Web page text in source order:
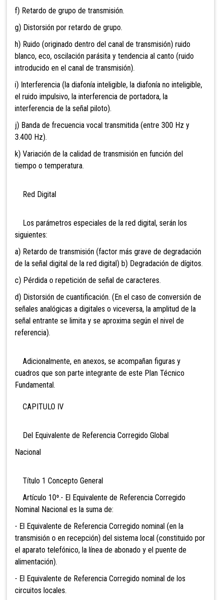
f) Retardo de grupo de transmisión.
g) Distorsión por retardo de grupo.
h) Ruido (originado dentro del canal de transmisión) ruido
blanco, eco, oscilación parásita y tendencia al canto (ruido
introducido en el canal de transmisión).
i) Interferencia (la diafonía inteligible, la diafonía no inteligible,
el ruido impulsivo, la interferencia de portadora, la
interferencia de la señal piloto).
j) Banda de frecuencia vocal transmitida (entre 300 Hz y
3.400 Hz).
k) Variación de la calidad de transmisión en función del
tiempo o temperatura.
Red Digital
Los parámetros especiales de la red digital, serán los
siguientes:
a) Retardo de transmisión (factor más grave de degradación
de la señal digital de la red digital) b) Degradación de dígitos.
c) Pérdida o repetición de señal de caracteres.
d) Distorsión de cuantificación. (En el caso de conversión de
señales analógicas a digitales o viceversa, la amplitud de la
señal entrante se limita y se aproxima según el nivel de
referencia).
Adicionalmente, en anexos, se acompañan figuras y
cuadros que son parte integrante de este Plan Técnico
Fundamental.
CAPITULO IV
Del Equivalente de Referencia Corregido Global
Nacional
Título 1 Concepto General
Artículo 10º.- El Equivalente de Referencia Corregido
Nominal Nacional es la suma de:
- El Equivalente de Referencia Corregido nominal (en la
transmisión o en recepción) del sistema local (constituido por
el aparato telefónico, la línea de abonado y el puente de
alimentación).
- El Equivalente de Referencia Corregido nominal de los
circuitos locales.